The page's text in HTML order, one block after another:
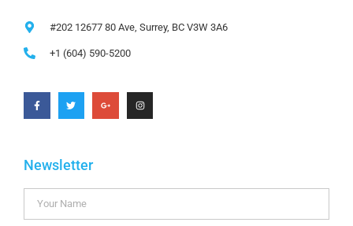
#202 12677 80 Ave, Surrey, BC V3W 3A6
+1 (604) 590-5200
Newsletter